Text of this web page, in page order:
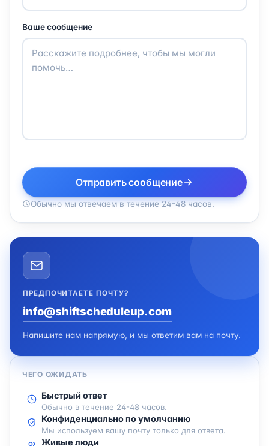
Ваше сообщение
Отправить сообщение
Обычно мы отвечаем в течение 24-48 часов.
ПРЕДПОЧИТАЕТЕ ПОЧТУ?
info@shiftscheduleup.com
Напишите нам напрямую, и мы ответим вам на почту.
ЧЕГО ОЖИДАТЬ
Быстрый ответ
Обычно в течение 24-48 часов.
Конфиденциально по умолчанию
Мы используем вашу почту только для ответа.
Живые люди